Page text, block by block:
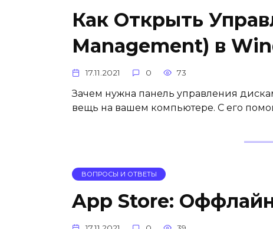
Как Открыть
Management) в
17.11.2021 0 73
Зачем нужна панель управления
вещь на вашем компьютере. С его
ВОПРОСЫ И ОТВЕТЫ
‎App Store: